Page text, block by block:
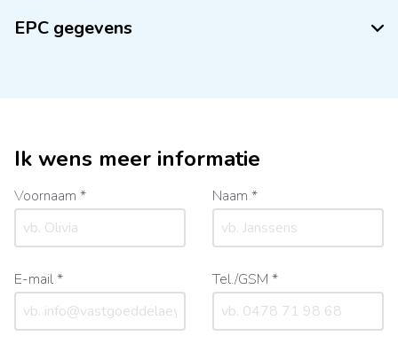
EPC gegevens
Ik wens meer informatie
Voornaam * Naam *
E-mail * Tel./GSM *